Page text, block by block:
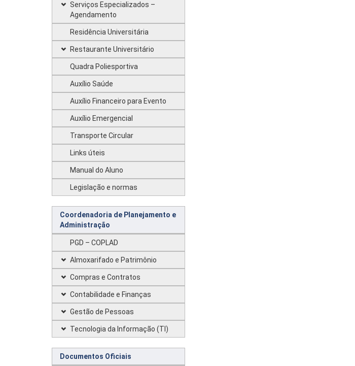
Serviços Especializados –
Agendamento
Residência Universitária
Restaurante Universitário
Quadra Poliesportiva
Auxílio Saúde
Auxílio Financeiro para Evento
Auxílio Emergencial
Transporte Circular
Links úteis
Manual do Aluno
Legislação e normas
Coordenadoria de Planejamento e
Administração
PGD – COPLAD
Almoxarifado e Patrimônio
Compras e Contratos
Contabilidade e Finanças
Gestão de Pessoas
Tecnologia da Informação (TI)
Documentos Oficiais